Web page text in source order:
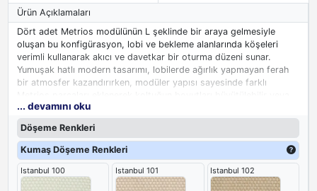
Ürün Açıklamaları
Dört adet Metrios modülünün L şeklinde bir araya gelmesiyle
oluşan bu konfigürasyon, lobi ve bekleme alanlarında köşeleri
verimli kullanarak akıcı ve davetkar bir oturma düzeni sunar.
Yumuşak hatlı modern tasarımı, lobilerde ağırlık yapmayan ferah
bir atmosfer kazandırırken, modüler yapısı sayesinde farklı
tamamen ihtiyaca göre yeni düzenlemeler oluşturulabilir. L
konfigürasyonu, hem köşe değerlendirme hem de karşılıklı oturma
imkanıyla ofis lobileri, otel girişleri ve bekleme salonları için ideal
birmodüler lobi koltuğuçözümdür.
... devamını oku
Döşeme Renkleri
Kumaş Döşeme Renkleri
Istanbul 100 Istanbul 101 Istanbul 102